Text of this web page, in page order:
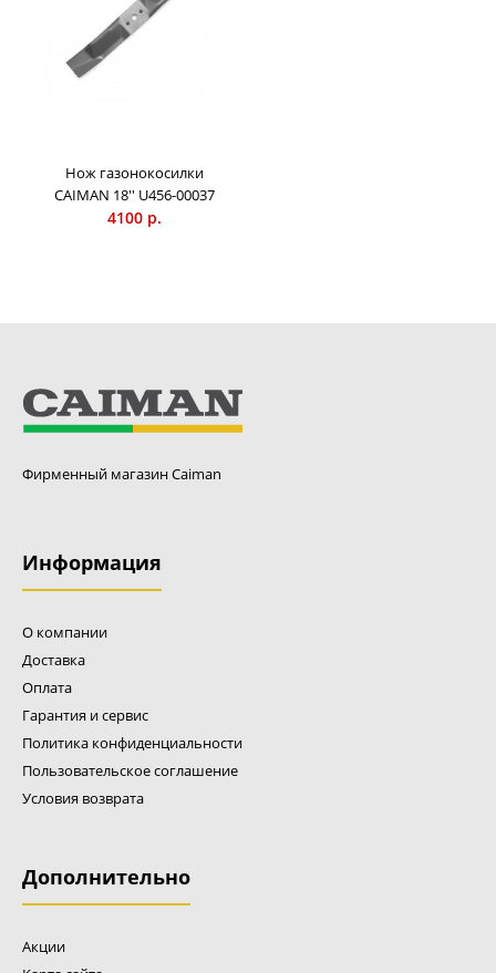
Нож газонокосилки
CAIMAN 18'' U456-00037
4100 р.
Фирменный магазин Caiman
Информация
О компании
Доставка
Оплата
Гарантия и сервис
Политика конфиденциальности
Пользовательское соглашение
Условия возврата
Дополнительно
Акции